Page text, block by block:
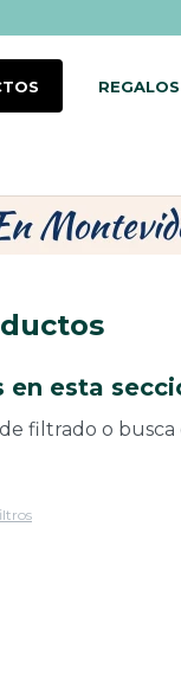
REGALOS
en esta
filtrado o busca